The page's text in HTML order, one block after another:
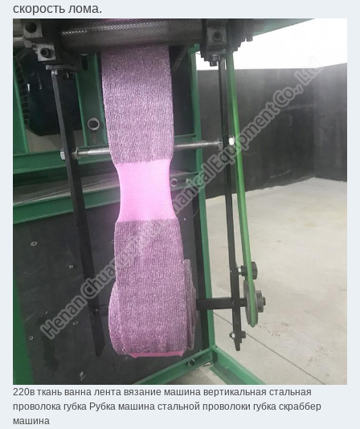
скорость лома.
220в ткань ванна лента вязание машина вертикальная стальная
проволока губка Рубка машина стальной проволоки губка скраббер
машина